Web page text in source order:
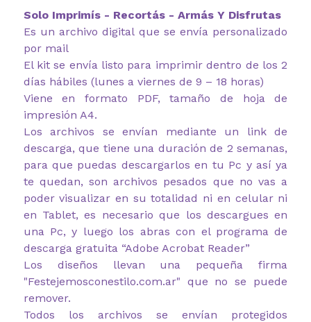
Solo Imprimís - Recortás - Armás Y Disfrutas
Es un archivo digital que se envía personalizado
por mail
El kit se envía listo para imprimir dentro de los 2
días hábiles (lunes a viernes de 9 – 18 horas)
Viene en formato PDF, tamaño de hoja de
impresión A4.
Los archivos se envían mediante un link de
descarga, que tiene una duración de 2 semanas,
para que puedas descargarlos en tu Pc y así ya
te quedan, son archivos pesados que no vas a
poder visualizar en su totalidad ni en celular ni
en Tablet, es necesario que los descargues en
una Pc, y luego los abras con el programa de
descarga gratuita “Adobe Acrobat Reader”
Los diseños llevan una pequeña firma
"Festejemosconestilo.com.ar" que no se puede
remover.
Todos los archivos se envían protegidos